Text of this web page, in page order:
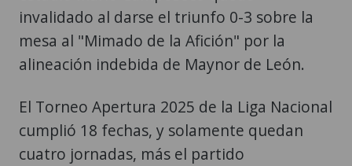
invalidado al darse el triunfo 0-3 sobre la
mesa al "Mimado de la Afición" por la
alineación indebida de Maynor de León.
El Torneo Apertura 2025 de la Liga Nacional
cumplió 18 fechas, y solamente quedan
cuatro jornadas, más el partido